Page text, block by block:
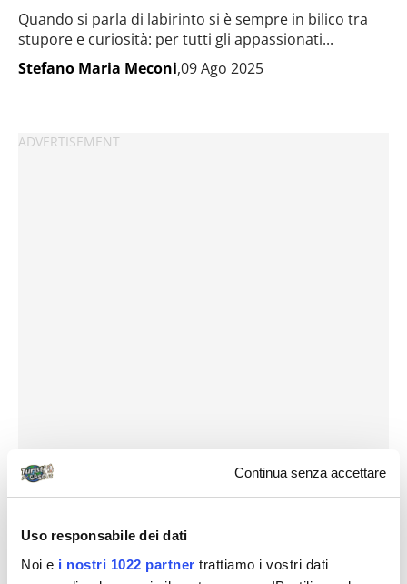
Continua senza accettare
Uso responsabile dei dati
Noi e i nostri 1022 partner trattiamo i vostri dati
Quando si parla di labirinto si è sempre in bilico tra
stupore e curiosità: per tutti gli appassionati...
Stefano Maria Meconi,09 Ago 2025